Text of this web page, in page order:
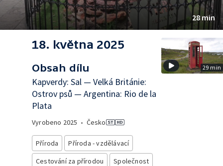
28 min
18. května 2025
Obsah dílu
Kapverdy: Sal — Velká Británie:
Ostrov psů — Argentina: Rio de la
Plata
Vyrobeno 2025 • Česko
Příroda
Příroda - vzdělávací
Cestování za přírodou
Společnost
29 min